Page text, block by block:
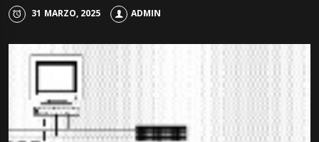
31 MARZO, 2025 ADMIN